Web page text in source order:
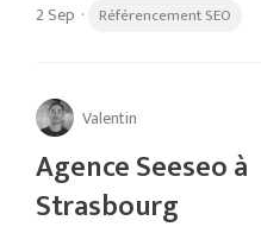
2 Sep · Référencement SEO
Valentin
Agence Seeseo à
Strasbourg